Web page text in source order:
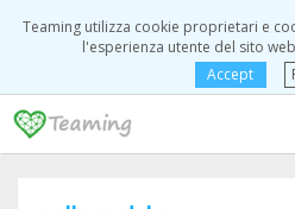
Teaming utilizza cookie proprietari e
l'esperienza utente del sito
Accept